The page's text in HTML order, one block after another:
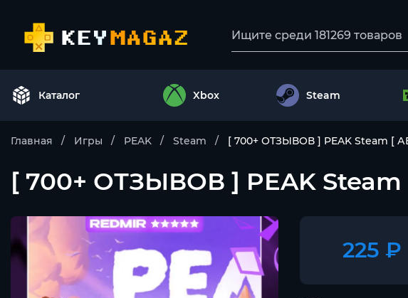
Каталог Xbox Steam
Главная Игры PEAK Steam [ 700+ ОТЗЫВОВ ] PEAK Steam
[ 700+ ОТЗЫВОВ ] PEAK
225 ₽